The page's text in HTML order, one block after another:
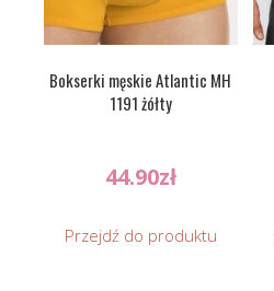
Bokserki męskie Atlantic MH
1191 żółty
44.90zł
Przejdź do produktu